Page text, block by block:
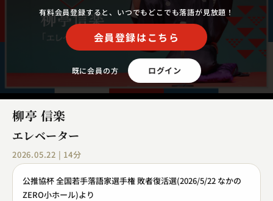
有料会員登録すると、いつでもどこでも落語が見放題！
会員登録はこちら
既に会員の方 ログイン
柳亭 信楽
エレベーター
2026.05.22 | 14分
公推協杯 全国若手落語家選手権 敗者復活選(2026/5/22 なかの
ZERO小ホール)より